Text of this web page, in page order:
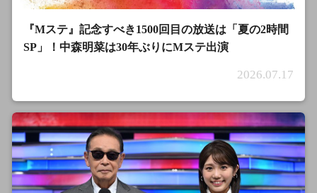
『Mステ』記念すべき1500回目の放送は「夏の2時間
SP」！中森明菜は30年ぶりにMステ出演
2026.07.17